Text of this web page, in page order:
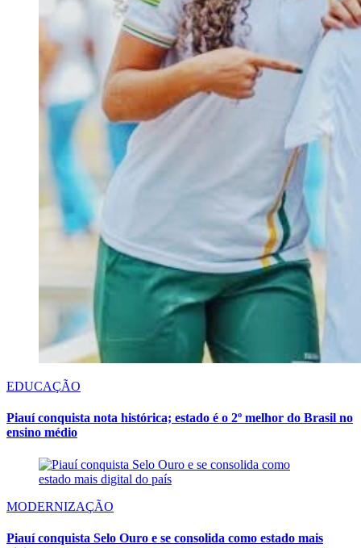
EDUCAÇÃO
Piauí conquista nota histórica; estado é o 2º melhor do Brasil no
ensino médio
MODERNIZAÇÃO
Piauí conquista Selo Ouro e se consolida como estado mais